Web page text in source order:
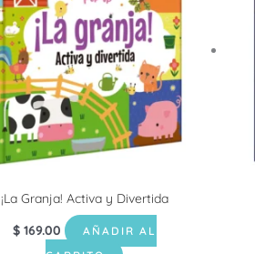
¡La Granja! Activa y Divertida
$169.00
AÑADIR AL